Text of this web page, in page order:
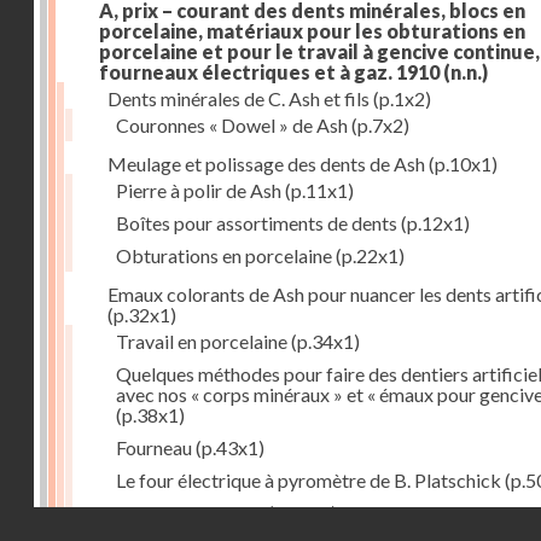
A, prix – courant des dents minérales, blocs en
porcelaine, matériaux pour les obturations en
porcelaine et pour le travail à gencive
fourneaux électriques et à gaz. 1910(n.n.)
Dents minérales de C. Ash et fils (p.1x2)
Couronnes « Dowel » de Ash(p.7x2)
Meulage et polissage des dents de Ash(p.10x1)
Pierre à polir de Ash(p.11x1)
Boîtes pour assortiments de dents (p.12x1)
Obturations en porcelaine(p.22x1)
Emaux colorants de Ash pour nuancer les dents
(p.32x1)
Travail en porcelaine(p.34x1)
Quelques méthodes pour faire des dentiers
avec nos « corps minéraux » et « émaux pour
(p.38x1)
Fourneau(p.43x1)
Le four électrique à pyromètre de B. Platschick
Pyromètre de Ash(p.53x1)